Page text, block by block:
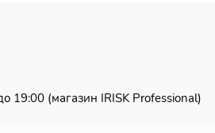
(магазин IRISK Professional)